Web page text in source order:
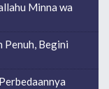
Minna wa
Penuh, Begini